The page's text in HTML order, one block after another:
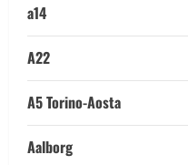
a14
A22
A5 Torino-Aosta
Aalborg